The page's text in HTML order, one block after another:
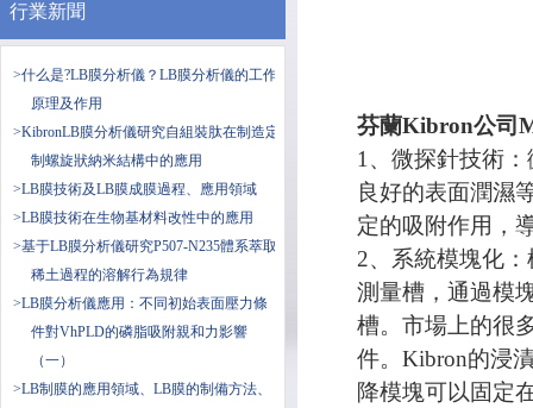
行業新聞
>什么是?LB膜分析儀？LB膜分析儀的工作
原理及作用
>KibronLB膜分析儀研究自組裝肽在制造定
制螺旋狀納米結構中的應用
>LB膜技術及LB膜成膜過程、應用領域
>LB膜技術在生物基材料改性中的應用
>基于LB膜分析儀研究P507-N235體系萃取
稀土過程的溶解行為規律
>LB膜分析儀應用：不同初始表面壓力條
件對VhPLD的磷脂吸附親和力影響
（一）
>LB制膜的應用領域、LB膜的制備方法、
芬蘭Kibron公司
1、微探針技術
良好的表面潤濕
定的吸附作用，
2、系統模塊化
測量槽，通過模
槽。市場上的很
件。Kibron的浸
降模塊可以固定